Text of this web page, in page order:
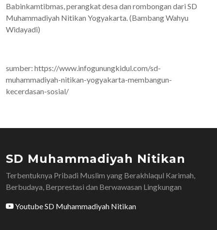
Babinkamtibmas, perangkat desa dan rombongan dari SD
Muhammadiyah Nitikan Yogyakarta. (Bambang Wahyu
Widayadi)
sumber: https://www.infogunungkidul.com/sd-
muhammadiyah-nitikan-yogyakarta-membangun-
kecerdasan-sosial/
SD Muhammadiyah Nitikan
Terbentuknya Pribadi Muslim yang Berakhlaqul Karimah,
Berbudaya, Berprestasi dan Berwawasan Lingkungan
Youtube SD Muhammadiyah Nitikan